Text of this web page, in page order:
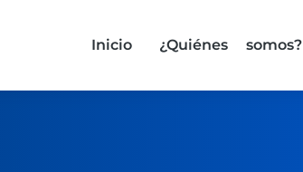
Inicio ¿Quiénes somos?